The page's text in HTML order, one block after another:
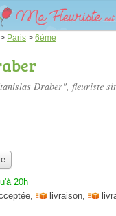
> Paris > 6ème
Draber", fleuriste
20h
, livraison,